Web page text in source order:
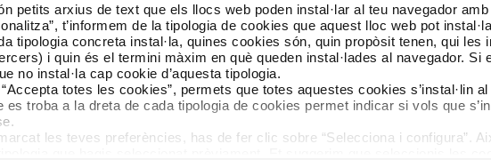
petits arxius de text que els llocs web poden instal·lar al teu navegador
t’informem de la tipologia de cookies que aquest lloc web pot
tipologia concreta instal·la, quines cookies són, quin propòsit tenen, qui les
i quin és el termini màxim en què queden instal·lades al navegador. Si
no instal·la cap cookie d’aquesta tipologia.
“Accepta totes les cookies”, permets que totes aquestes cookies s’instal·lin
es troba a la dreta de cada tipologia de cookies permet indicar si vols que
les teves preferències, has de fer clic sobre “Selecciona i configura”.
dubtes
Segueix-nos
TMB a les xarxes socials
TMB